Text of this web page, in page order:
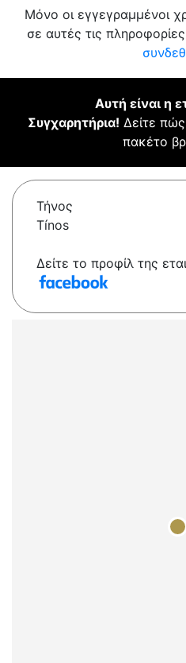
Μόνο οι εγγεγραμμένοι
σε αυτές τις
Αυτή είναι η
Συγχαρητήρια! Δείτε
πακέτο
Τήνος
Tínos
Δείτε το προφίλ της